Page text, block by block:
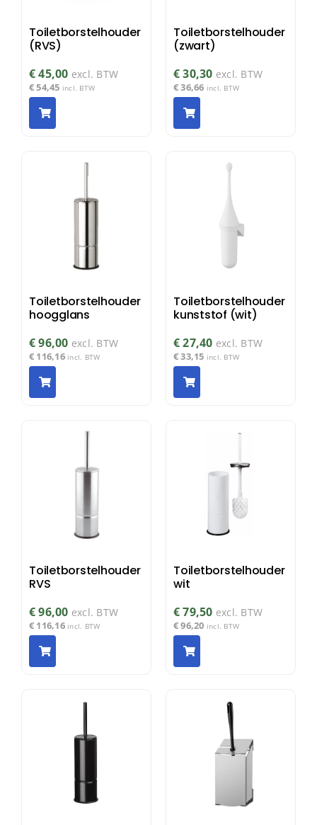
Toiletborstelhouder
(RVS)
€45,00 excl. BTW
€54,45 incl. BTW
Toiletborstelhouder
(zwart)
€30,30 excl. BTW
€36,66 incl. BTW
Toiletborstelhouder
hoogglans
€96,00 excl. BTW
€ 116,16 incl. BTW
Toiletborstelhouder
kunststof (wit)
€27,40 excl. BTW
€33,15 incl. BTW
Toiletborstelhouder
RVS
€96,00 excl. BTW
€ 116,16 incl. BTW
Toiletborstelhouder
wit
€79,50 excl. BTW
€96,20 incl. BTW